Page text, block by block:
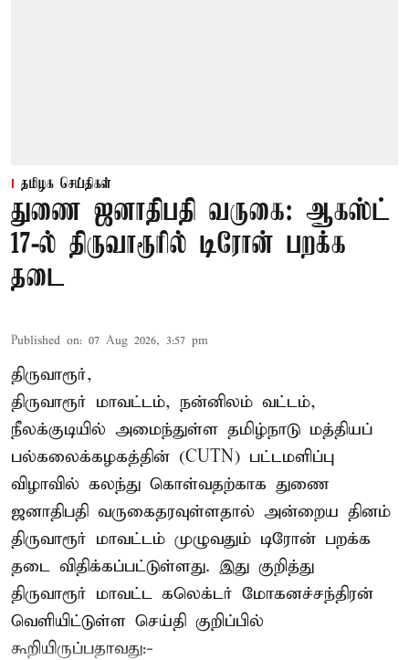
தமிழக செய்திகள்
துணை ஜனாதிபதி வருகை: ஆகஸ்ட்
17-ல் திருவாரூரில் டிரோன் பறக்க
தடை
Published on: 07 Aug 2026, 3:57 pm
திருவாரூர்,
திருவாரூர் மாவட்டம், நன்னிலம் வட்டம்,
நீலக்குடியில் அமைந்துள்ள தமிழ்நாடு மத்தியப்
பல்கலைக்கழகத்தின் (CUTN) பட்டமளிப்பு
விழாவில் கலந்து கொள்வதற்காக துணை
ஜனாதிபதி வருகைதரவுள்ளதால் அன்றைய தினம்
திருவாரூர் மாவட்டம் முழுவதும் டிரோன் பறக்க
தடை விதிக்கப்பட்டுள்ளது. இது குறித்து
திருவாரூர் மாவட்ட கலெக்டர் மோகனச்சந்திரன்
வெளியிட்டுள்ள செய்தி குறிப்பில்
கூறியிருப்பதாவது:-